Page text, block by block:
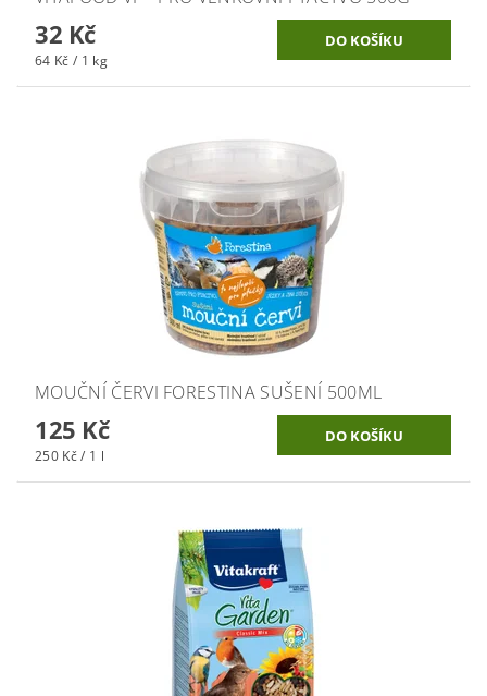
32 Kč
64 Kč / 1 kg
MOUČNÍ ČERVI FORESTINA SUŠENÍ 500ML
125 Kč
250 Kč / 1 l